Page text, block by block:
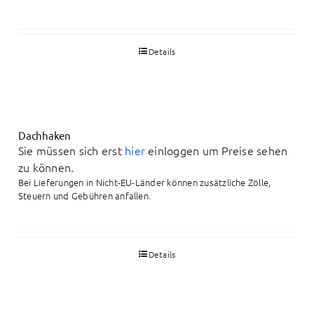
Details
Dachhaken
Sie müssen sich erst hier einloggen um Preise sehen
zu können.
Bei Lieferungen in Nicht-EU-Länder können zusätzliche Zölle,
Steuern und Gebühren anfallen.
Details